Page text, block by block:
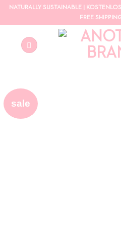
ZumNATURALLY SUSTAINABLE |
FREE
sale